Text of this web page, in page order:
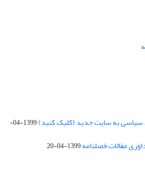
سیاسی به سایت جدید (کلیک کنید)
1399-04-
مقالات فصلنامه1399-04-20